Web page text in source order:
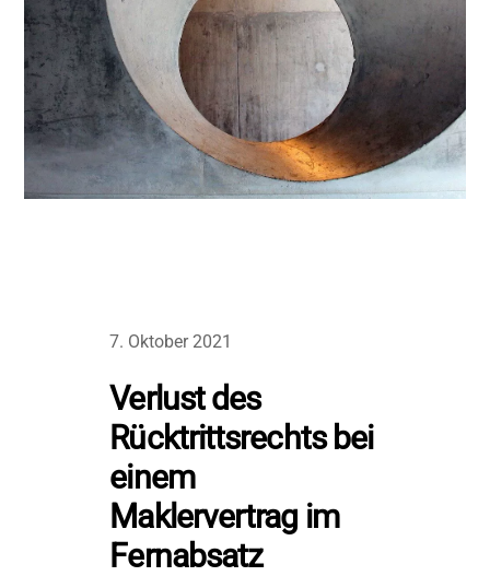
7. Oktober 2021
Verlust des
Rücktrittsrechts bei
einem
Maklervertrag im
Fernabsatz